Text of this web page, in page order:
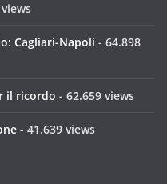
Cagliari-Napoli - 64.898
il ricordo - 62.659 views
- 41.639 views